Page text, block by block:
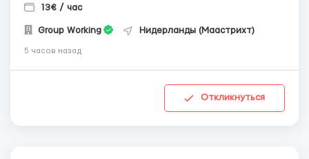
13€ / час
Group Working Нидерланды (Маастрихт)
5 часов назад
Откликнуться